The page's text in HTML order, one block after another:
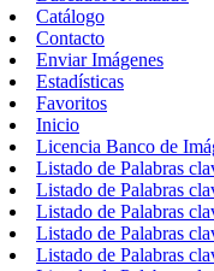
Catálogo
Contacto
Enviar Imágenes
Estadísticas
Favoritos
Inicio
Licencia Banco de
Listado de Palabras
Listado de Palabras
Listado de Palabras
Listado de Palabras
Listado de Palabras